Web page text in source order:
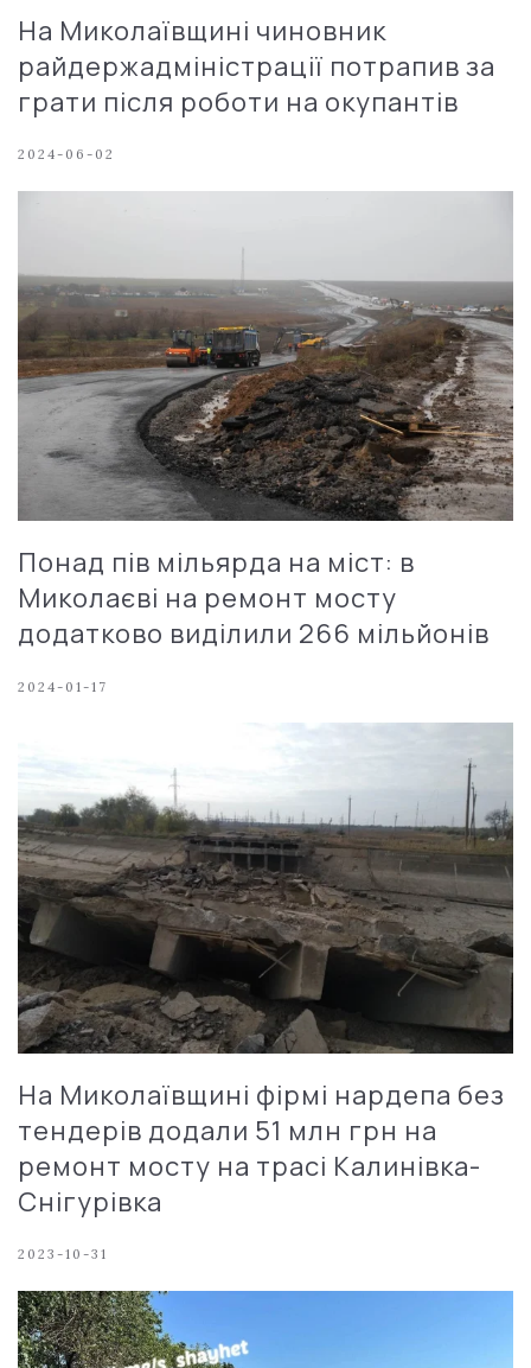
На Миколаївщині чиновник
райдержадміністрації потрапив за
грати після роботи на окупантів
2024-06-02
Понад пів мільярда на міст: в
Миколаєві на ремонт мосту
додатково виділили 266 мільйонів
2024-01-17
На Миколаївщині фірмі нардепа без
тендерів додали 51 млн грн на
ремонт мосту на трасі Калинівка-
Снігурівка
2023-10-31